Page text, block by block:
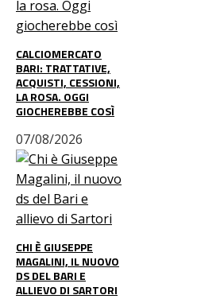
CALCIOMERCATO
BARI: TRATTATIVE,
ACQUISTI, CESSIONI,
LA ROSA. OGGI
GIOCHEREBBE COSÌ
07/08/2026
CHI È GIUSEPPE
MAGALINI, IL NUOVO
DS DEL BARI E
ALLIEVO DI SARTORI